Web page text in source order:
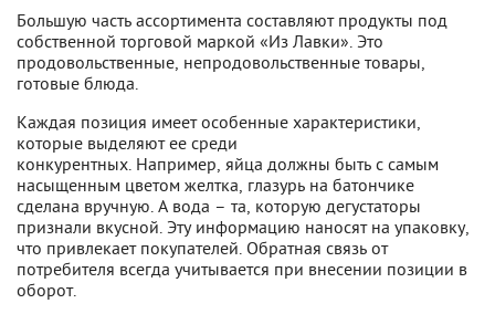
Большую часть ассортимента составляют продукты под
собственной торговой маркой «Из Лавки». Это
продовольственные, непродовольственные товары,
готовые блюда.
Каждая позиция имеет особенные характеристики,
которые выделяют ее среди
конкурентных. Например, яйца должны быть с самым
насыщенным цветом желтка, глазурь на батончике
сделана вручную. А вода – та, которую дегустаторы
признали вкусной. Эту информацию наносят на упаковку,
что привлекает покупателей. Обратная связь от
потребителя всегда учитывается при внесении позиции в
оборот.